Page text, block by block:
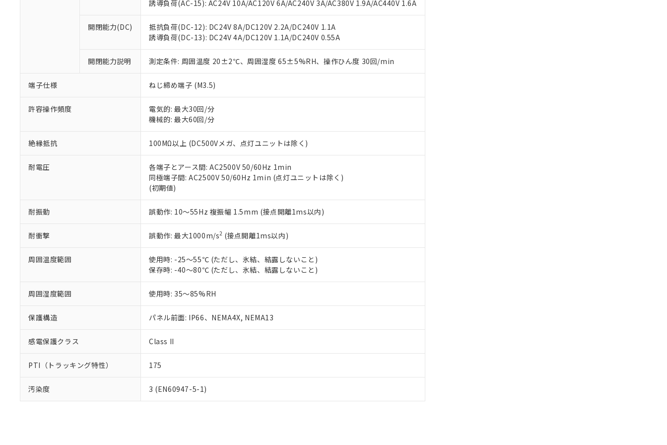
誘導負荷(AC-15): AC24V 10A/AC120V 6A/AC240V 3A/AC380V 1.9A/AC440V 1.6A
開閉能力(DC)
抵抗負荷(DC-12): DC24V 8A/DC120V 2.2A/DC240V 1.1A
誘導負荷(DC-13): DC24V 4A/DC120V 1.1A/DC240V 0.55A
開閉能力説明 測定条件: 周囲温度 20±2℃、周囲湿度 65±5%RH、操作ひん度 30回/min
端子仕様 ねじ締め端子 (M3.5)
許容操作頻度
電気的: 最大30回/分
機械的: 最大60回/分
絶縁抵抗 100MΩ以上 (DC500Vメガ、点灯ユニットは除く)
耐電圧
各端子とアース間: AC2500V 50/60Hz 1min
同極端子間: AC2500V 50/60Hz 1min (点灯ユニットは除く)
(初期値)
耐振動 誤動作: 10～55Hz 複振幅 1.5mm (接点開離1ms以内)
耐衝撃 誤動作: 最大1000m/s2 (接点開離1ms以内)
周囲温度範囲
使用時: -25～55℃ (ただし、氷結、結露しないこと)
保存時: -40～80℃ (ただし、氷結、結露しないこと)
周囲湿度範囲 使用時: 35～85%RH
保護構造 パネル前面: IP66、NEMA4X, NEMA13
感電保護クラス Class II
PTI（トラッキング特性） 175
汚染度 3 (EN60947-5-1)
が、当社の製品・サービスに関するお客様との取引・商談に必要な範囲で利用することをご了承くだ
※当社の共同利用者とは、"個人情報の共同利用に関して"
いる法人を指します。
EU RoHS指令（10物質）の非含有証明書
51物質の非含有証明書（当社基準）
※本証明書は発行日時点で非含有を証明するもので、過去に遡って非含有を証明するものではありません。
また、RoHS指令のフタル酸エステル類４物質の対応では、対応完了までの期間は出荷製品に未対応品が
混在することから備考欄に対応日を記載しておりました。
り割愛しております。
白